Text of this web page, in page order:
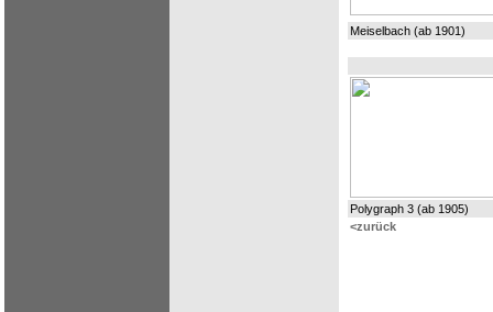
Meiselbach (ab 1901)
Polygraph 3 (ab 1905)
<zurück